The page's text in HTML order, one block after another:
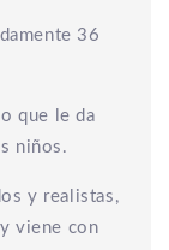
36
que le da
niños.
y realistas,
viene con